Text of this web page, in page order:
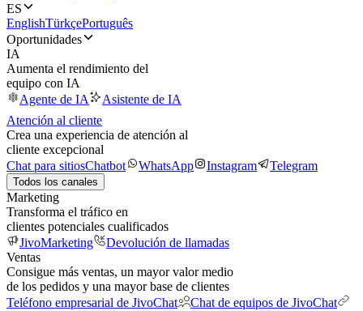
ES
EnglishTürkçePortuguês
Oportunidades
IA
Aumenta el rendimiento del
equipo con IA
Agente de IA
Asistente de IA
Atención al cliente
Crea una experiencia de atención al
cliente excepcional
Chat para sitiosChatbot WhatsApp Instagram Telegram
Todos los canales
Marketing
Transforma el tráfico en
clientes potenciales cualificados
JivoMarketing
Devolución de llamadas
Ventas
Consigue más ventas, un mayor valor medio
de los pedidos y una mayor base de clientes
Teléfono empresarial de JivoChat
Chat de equipos de JivoChat